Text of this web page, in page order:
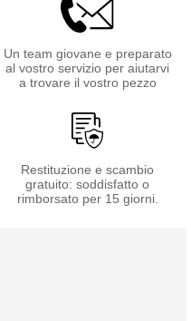
Un team giovane e preparato
al vostro servizio per aiutarvi
a trovare il vostro pezzo
Restituzione e scambio
gratuito: soddisfatto o
rimborsato per 15 giorni.